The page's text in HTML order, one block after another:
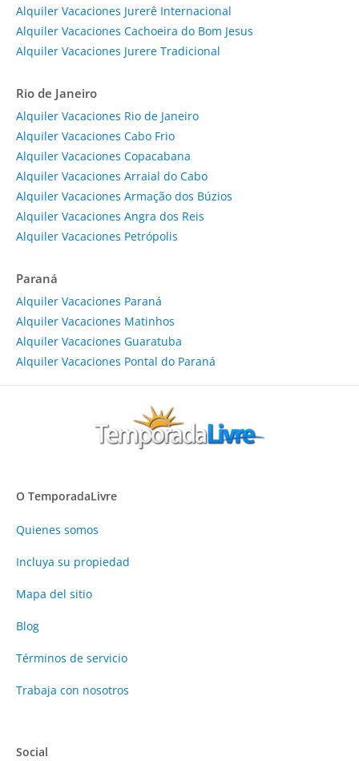
Alquiler Vacaciones Jurerê Internacional
Alquiler Vacaciones Cachoeira do Bom Jesus
Alquiler Vacaciones Jurere Tradicional
Rio de Janeiro
Alquiler Vacaciones Rio de Janeiro
Alquiler Vacaciones Cabo Frio
Alquiler Vacaciones Copacabana
Alquiler Vacaciones Arraial do Cabo
Alquiler Vacaciones Armação dos Búzios
Alquiler Vacaciones Angra dos Reis
Alquiler Vacaciones Petrópolis
Paraná
Alquiler Vacaciones Paraná
Alquiler Vacaciones Matinhos
Alquiler Vacaciones Guaratuba
Alquiler Vacaciones Pontal do Paraná
O TemporadaLivre
Quienes somos
Incluya su propiedad
Mapa del sitio
Blog
Términos de servicio
Trabaja con nosotros
Social